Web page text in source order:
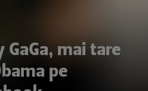
GaGa, mai tare
pe